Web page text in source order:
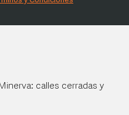
calles cerradas y